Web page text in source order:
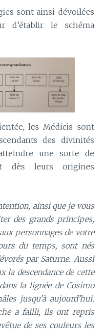
sont ainsi dévoilées
d’établir le schéma
les Médicis sont
des divinités
une sorte de
dès leurs origines
ainsi que je vous
des grands principes,
personnages de votre
du temps, sont nés
par Saturne. Aussi
la descendance de cette
la lignée de Cosimo
jusqu’à aujourd’hui.
a failli, ils ont repris
de ses couleurs les